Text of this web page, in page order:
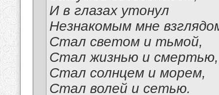
И в глазах утонул
Незнакомым мне
Стал светом и тьмой,
Стал жизнью и смертью,
Стал солнцем и морем,
Стал волей и сетью.